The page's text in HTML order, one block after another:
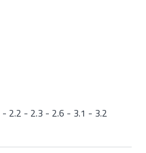
- 2.2 - 2.3 - 2.6 - 3.1 - 3.2